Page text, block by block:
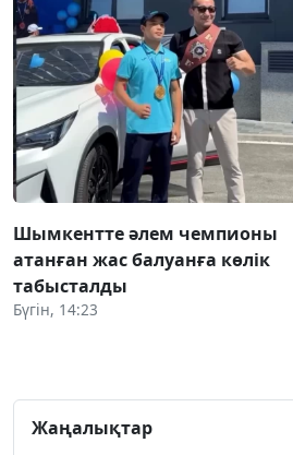
Шымкентте әлем чемпионы
атанған жас балуанға көлік
табысталды
Бүгін, 14:23
Жаңалықтар